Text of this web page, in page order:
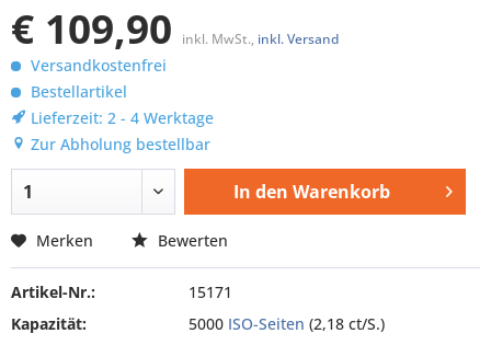
€ 109,90 inkl. MwSt., inkl. Versand
Versandkostenfrei
Bestellartikel
Lieferzeit: 2 - 4 Werktage
Zur Abholung bestellbar
In den Warenkorb
Merken Bewerten
Artikel-Nr.:
15171
Kapazität:
5000 ISO-Seiten (2,18 ct/S.)